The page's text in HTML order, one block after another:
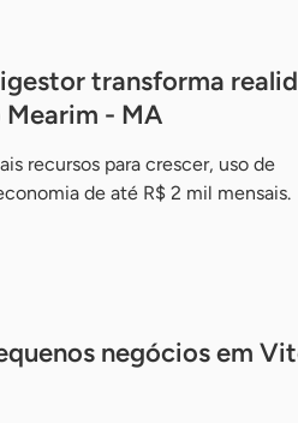
transforma
- MA
recursos para crescer, uso de
de até R$ 2 mil mensais.
negócios em